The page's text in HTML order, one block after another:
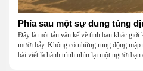
Phía sau một sự dung túng
Đây là một tản văn kể về tình bạn khác giới
mười bảy. Không có những rung động mập
bài viết là hành trình nhìn lại một người bạn